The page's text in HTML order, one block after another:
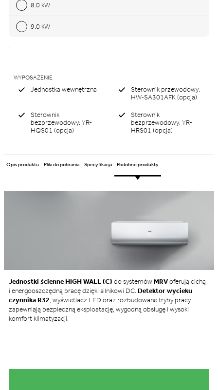
8.0 kW
9.0 kW
WYPOSAŻENIE
Jednostka wewnętrzna
Sterownik przewodowy:
HW-SA301AFK (opcja)
Sterownik
bezprzewodowy: YR-
HQS01 (opcja)
Sterownik
bezprzewodowy: YR-
HRS01 (opcja)
Opis produktu Pliki do pobrania Specyfikacja Podobne produkty
Jednostki ścienne HIGH WALL (C) do systemówMRVoferują cichą
i energooszczędną pracę dzięki silnikowi DC. Detektor wycieku
czynnika R32, wyświetlacz LED oraz rozbudowane tryby pracy
zapewniają bezpieczną eksploatację, wygodną obsługę i wysoki
komfort klimatyzacji.